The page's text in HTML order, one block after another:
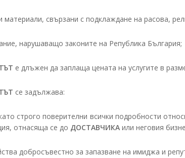
материали, свързани с подклаждане на расова,
нарушаващо законите на Република България;
е длъжен да заплаща цената на услугите в
се задължава:
строго поверителни всички подробности
отнасяща се до ДОСТАВЧИКА или неговия
добросъвестно за запазване на имиджа и